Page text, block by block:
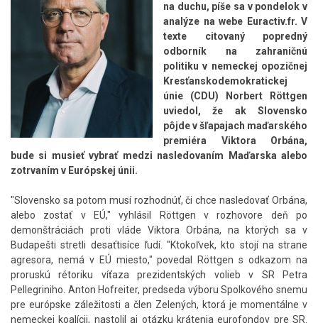
na duchu, píše sa v pondelok v
analýze na webe Euractiv.fr. V
texte citovaný popredný
odborník na zahraničnú
politiku v nemeckej opozičnej
Kresťanskodemokratickej
únie (CDU) Norbert Röttgen
uviedol, že ak Slovensko
pôjde v šľapajach maďarského
premiéra Viktora Orbána,
bude si musieť vybrať medzi nasledovaním Maďarska alebo
zotrvaním v Európskej únii.
"Slovensko sa potom musí rozhodnúť, či chce nasledovať Orbána,
alebo zostať v EÚ," vyhlásil Röttgen v rozhovore deň po
demonštráciách proti vláde Viktora Orbána, na ktorých sa v
Budapešti stretli desaťtisíce ľudí. "Ktokoľvek, kto stojí na strane
agresora, nemá v EÚ miesto," povedal Röttgen s odkazom na
proruskú rétoriku víťaza prezidentských volieb v SR Petra
Pellegriniho. Anton Hofreiter, predseda výboru Spolkového snemu
pre európske záležitosti a člen Zelených, ktorá je momentálne v
nemeckej koalícii, nastolil aj otázku krátenia eurofondov pre SR.